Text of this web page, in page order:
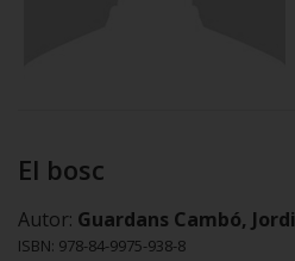
El bosc
Autor: Guardans Cambó, Jordi
ISBN: 978-84-9975-938-8